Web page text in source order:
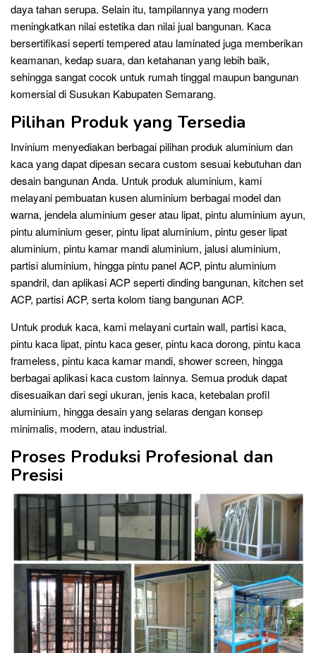
daya tahan serupa. Selain itu, tampilannya yang modern
meningkatkan nilai estetika dan nilai jual bangunan. Kaca
bersertifikasi seperti tempered atau laminated juga memberikan
keamanan, kedap suara, dan ketahanan yang lebih baik,
sehingga sangat cocok untuk rumah tinggal maupun bangunan
komersial di Susukan Kabupaten Semarang.
Pilihan Produk yang Tersedia
Invinium menyediakan berbagai pilihan produk aluminium dan
kaca yang dapat dipesan secara custom sesuai kebutuhan dan
desain bangunan Anda. Untuk produk aluminium, kami
melayani pembuatan kusen aluminium berbagai model dan
warna, jendela aluminium geser atau lipat, pintu aluminium ayun,
pintu aluminium geser, pintu lipat aluminium, pintu geser lipat
aluminium, pintu kamar mandi aluminium, jalusi aluminium,
partisi aluminium, hingga pintu panel ACP, pintu aluminium
spandril, dan aplikasi ACP seperti dinding bangunan, kitchen set
ACP, partisi ACP, serta kolom tiang bangunan ACP.
Untuk produk kaca, kami melayani curtain wall, partisi kaca,
pintu kaca lipat, pintu kaca geser, pintu kaca dorong, pintu kaca
frameless, pintu kaca kamar mandi, shower screen, hingga
berbagai aplikasi kaca custom lainnya. Semua produk dapat
disesuaikan dari segi ukuran, jenis kaca, ketebalan profil
aluminium, hingga desain yang selaras dengan konsep
minimalis, modern, atau industrial.
Proses Produksi Profesional dan
Presisi